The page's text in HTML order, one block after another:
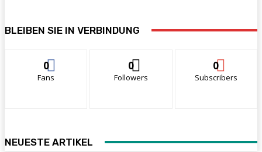
BLEIBEN SIE IN VERBINDUNG
0
Fans
0
Followers
0
Subscribers
NEUESTE ARTIKEL